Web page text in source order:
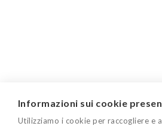
Informazioni sui cookie
Utilizziamo i cookie per raccogliere e